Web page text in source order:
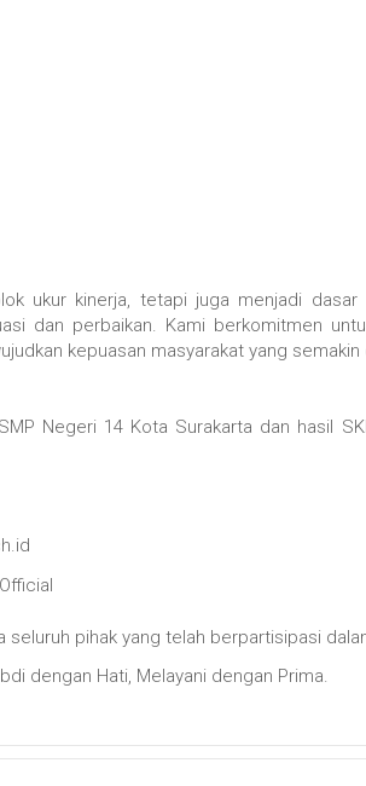
ukur kinerja, tetapi juga menjadi
dan perbaikan. Kami berkomitmen
kepuasan masyarakat yang semakin
Negeri 14 Kota Surakarta dan hasil
id
pihak yang telah berpartisipasi
dengan Hati, Melayani dengan Prima.